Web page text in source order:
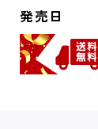
発売日